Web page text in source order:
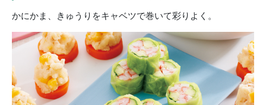
かにかま、きゅうりをキャベツで巻いて彩りよく。